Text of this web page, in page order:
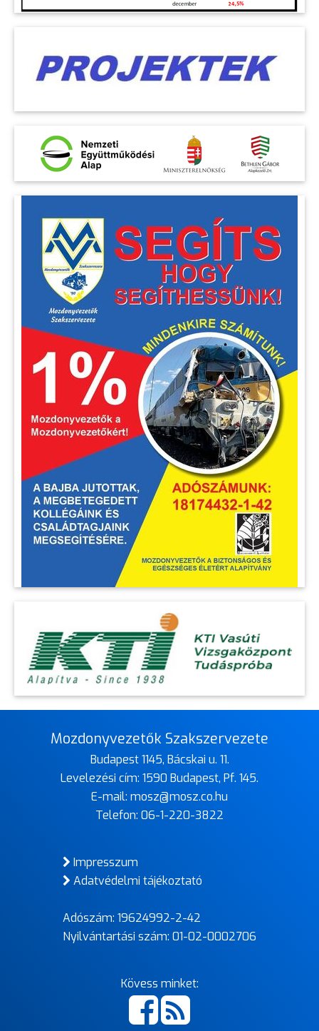
Mozdonyvezetők Szakszervezete
Budapest 1145, Bácskai u. 11.
Levelezési cím: 1590 Budapest, Pf. 145.
E-mail: mosz@mosz.co.hu
Telefon: 06-1-220-3822
Impresszum
Adatvédelmi tájékoztató
Adószám: 19624992-2-42
Nyilvántartási szám: 01-02-0002706
Kövess minket: